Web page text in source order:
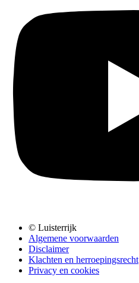
© Luisterrijk
Algemene voorwaarden
Disclaimer
Klachten en herroepingsrecht
Privacy en cookies